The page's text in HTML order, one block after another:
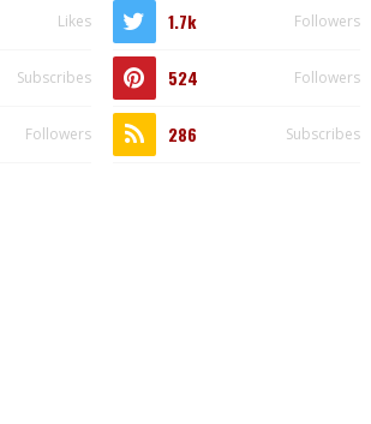
Likes 1.7k Followers
Subscribes 524 Followers
Followers 286 Subscribes